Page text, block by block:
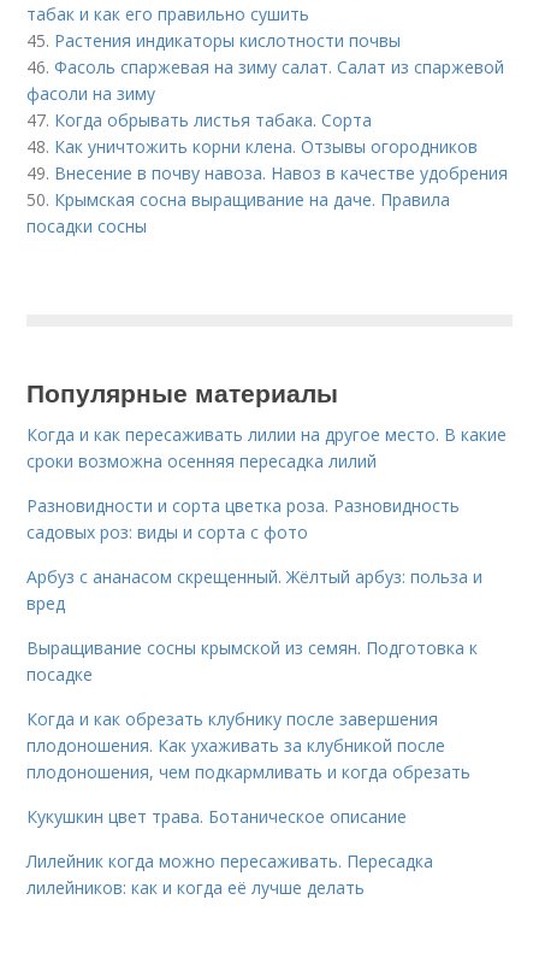
табак и как его правильно сушить
45. Растения индикаторы кислотности почвы
46.Фасоль спаржевая на зиму салат. Салат из спаржевой
фасоли на зиму
47. Когда обрывать листья табака. Сорта
48. Как уничтожить корни клена. Отзывы огородников
49. Внесение в почву навоза. Навоз в качестве удобрения
50. Крымская сосна выращивание на даче. Правила
посадки сосны
Популярные материалы
Когда и как пересаживать лилии на другое место. В какие
сроки возможна осенняя пересадка лилий
Разновидности и сорта цветка роза. Разновидность
садовых роз: виды и сорта с фото
Арбуз с ананасом скрещенный. Жёлтый арбуз: польза и
вред
Выращивание сосны крымской из семян. Подготовка к
посадке
Когда и как обрезать клубнику после завершения
плодоношения. Как ухаживать за клубникой после
плодоношения, чем подкармливать и когда обрезать
Кукушкин цвет трава. Ботаническое описание
Лилейник когда можно пересаживать. Пересадка
лилейников: как и когда её лучше делать